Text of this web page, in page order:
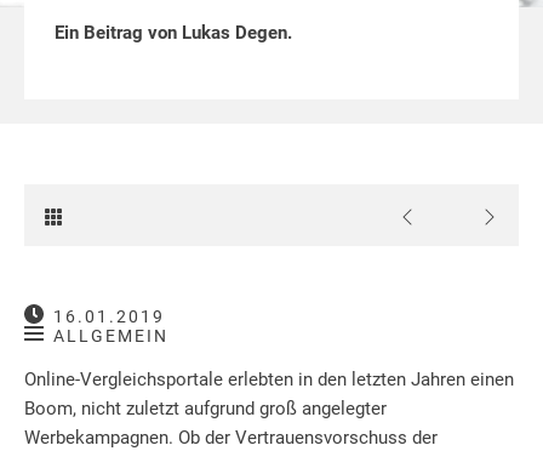
Ein Beitrag von Lukas Degen.
16.01.2019
ALLGEMEIN
Online-Vergleichsportale erlebten in den letzten Jahren einen
Boom, nicht zuletzt aufgrund groß angelegter
Werbekampagnen. Ob der Vertrauensvorschuss der